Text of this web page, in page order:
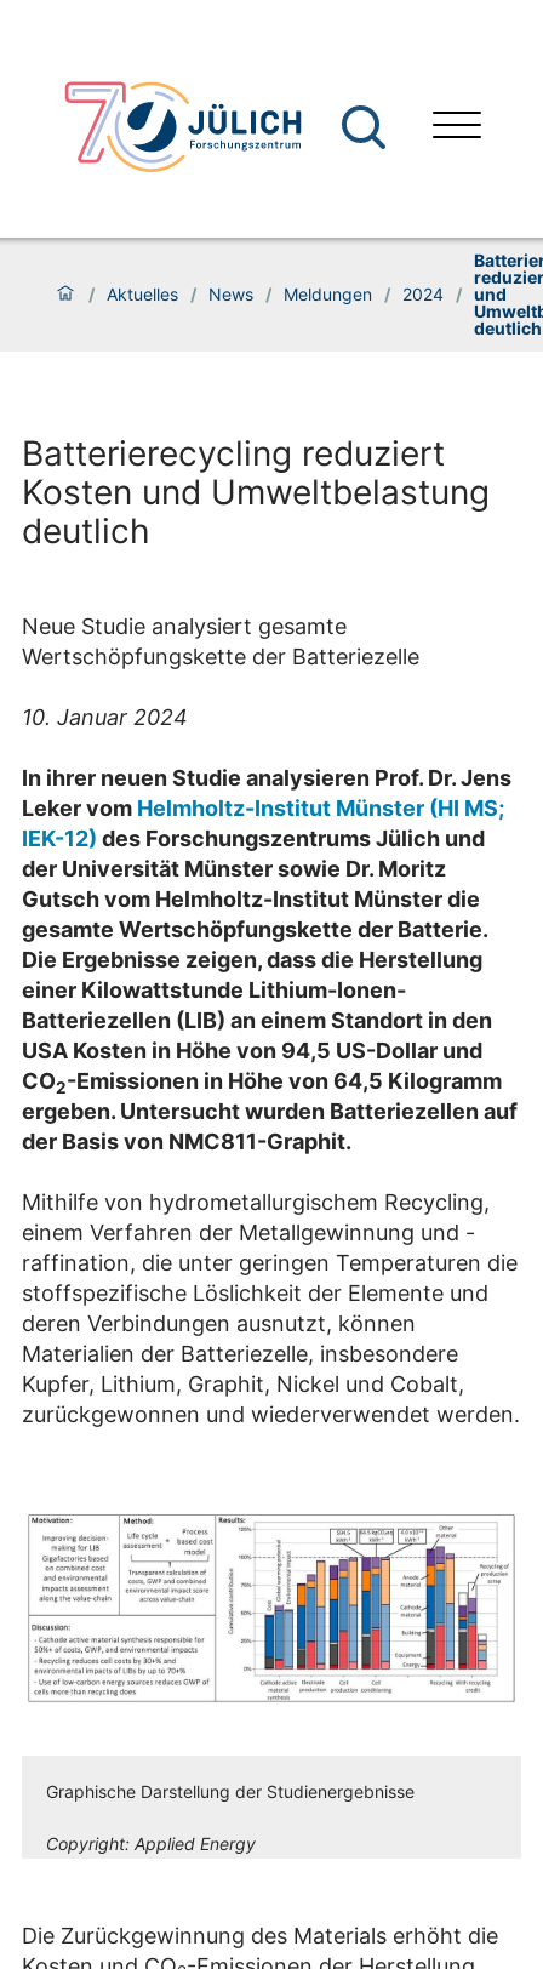
/ Aktuelles / News / Meldungen / 2024 / und
deutlich
Batterierecycling reduziert
Kosten und Umweltbelastung
deutlich
Neue Studie analysiert gesamte
Wertschöpfungskette der Batteriezelle
10. Januar 2024
In ihrer neuen Studie analysieren Prof. Dr. Jens
Leker vom Helmholtz-Institut Münster (HI MS;
IEK-12) des Forschungszentrums Jülich und
der Universität Münster sowie Dr. Moritz
Gutsch vom Helmholtz-Institut Münster die
gesamte Wertschöpfungskette der Batterie.
Die Ergebnisse zeigen, dass die Herstellung
einer Kilowattstunde Lithium-Ionen-
Batteriezellen (LIB) an einem Standort in den
USA Kosten in Höhe von 94,5 US-Dollar und
CO2-Emissionen in Höhe von 64,5 Kilogramm
ergeben. Untersucht wurden Batteriezellen auf
der Basis von NMC811-Graphit.
Mithilfe von hydrometallurgischem Recycling,
einem Verfahren der Metallgewinnung und -
raffination, die unter geringen Temperaturen die
stoffspezifische Löslichkeit der Elemente und
deren Verbindungen ausnutzt, können
Materialien der Batteriezelle, insbesondere
Kupfer, Lithium, Graphit, Nickel und Cobalt,
zurückgewonnen und wiederverwendet werden.
Graphische Darstellung der Studienergebnisse
Copyright: Applied Energy
Die Zurückgewinnung des Materials erhöht die